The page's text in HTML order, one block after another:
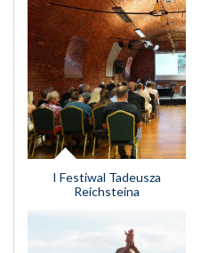
I Festiwal Tadeusza
Reichsteina